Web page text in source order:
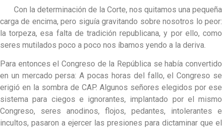
Con la determinación de la Corte, nos quitamos una pequeña
carga de encima, pero siguía gravitando sobre nosotros lo peor:
la torpeza, esa falta de tradición republicana, y por ello, como
seres mutilados poco a poco nos íbamos yendo a la deriva.
Para entonces el Congreso de la República se había convertido
en un mercado persa: A pocas horas del fallo, el Congreso se
erigió en la sombra de CAP. Algunos señores elegidos por ese
sistema para ciegos e ignorantes, implantado por el mismo
Congreso, seres anodinos, flojos, pedantes, intolerantes e
incultos, pasaron a ejercer las presiones para dictaminar que el